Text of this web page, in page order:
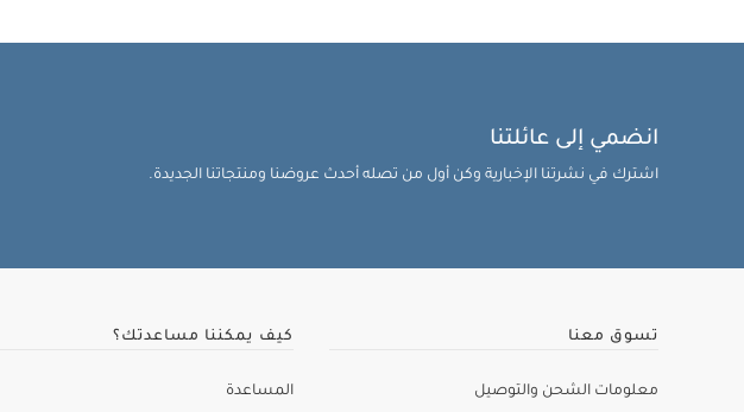
انضمي إلى عائلتنا
اشترك في نشرتنا الإخبارية وكن أول من تصله أحدث عروضنا ومنتجاتنا الجديدة.
تسوق معنا
معلومات الشحن والتوصيل
كيف يمكننا مساعدتك؟
المساعدة